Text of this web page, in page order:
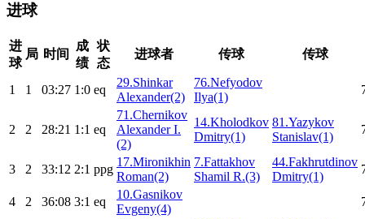
进球
进
球
局 时间
成
绩
状
态
进球者 传球 传球
1 1 03:27 1:0 eq
29.Shinkar
Alexander(2)
76.Nefyodov
Ilya(1)
2 2 28:21 1:1 eq
71.Chernikov
Alexander I.
(2)
14.Kholodkov
Dmitry(1)
81.Yazykov
Stanislav(1)
3 2 33:12 2:1 ppg
17.Mironikhin
Roman(2)
7.Fattakhov
Shamil R.(3)
44.Fakhrutdinov
Dmitry(1)
4 2 36:08 3:1 eq
10.Gasnikov
Evgeny(4)